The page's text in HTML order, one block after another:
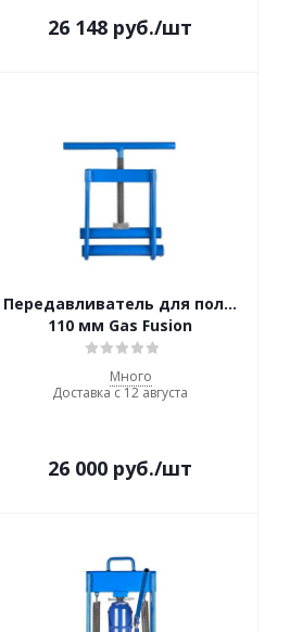
26 148 руб./шт
Передавливатель для
110 мм Gas Fusion
Много
Доставка с 12 августа
26 000 руб./шт